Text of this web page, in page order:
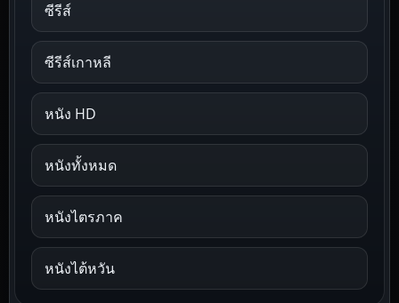
ซีรีส์
ซีรีส์เกาหลี
หนัง HD
หนังทั้งหมด
หนังไตรภาค
หนังไต้หวัน